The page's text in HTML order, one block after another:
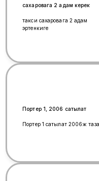
сахаровага 2 адам керек
такси сахаровага 2 адам
эртенкиге
Портер 1, 2006 сатылат
Портер 1 сатылат 2006ж таза